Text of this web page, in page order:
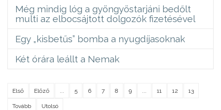
Még mindig lóg a gyöngyöstarjáni bedőlt
multi az elbocsájtott dolgozók fizetésével
Egy „kisbetűs” bomba a nyugdíjasoknak
Két órára leállt a Nemak
Első Előző 5 6 7 8 9 11 12 13
Tovább Utolsó